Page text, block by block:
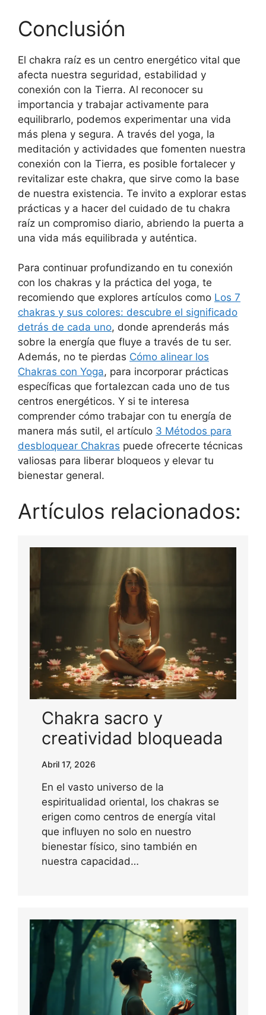
Conclusión
El chakra raíz es un centro energético vital que
afecta nuestra seguridad, estabilidad y
conexión con la Tierra. Al reconocer su
importancia y trabajar activamente para
equilibrarlo, podemos experimentar una vida
más plena y segura. A través del yoga, la
meditación y actividades que fomenten nuestra
conexión con la Tierra, es posible fortalecer y
revitalizar este chakra, que sirve como la base
de nuestra existencia. Te invito a explorar estas
prácticas y a hacer del cuidado de tu chakra
raíz un compromiso diario, abriendo la puerta a
una vida más equilibrada y auténtica.
Para continuar profundizando en tu conexión
con los chakras y la práctica del yoga, te
recomiendo que explores artículos como Los 7
chakras y sus colores: descubre el significado
detrás de cada uno, donde aprenderás más
sobre la energía que fluye a través de tu ser.
Además, no te pierdas Cómo alinear los
Chakras con Yoga, para incorporar prácticas
específicas que fortalezcan cada uno de tus
centros energéticos. Y si te interesa
comprender cómo trabajar con tu energía de
manera más sutil, el artículo 3 Métodos para
desbloquear Chakras puede ofrecerte técnicas
valiosas para liberar bloqueos y elevar tu
bienestar general.
Artículos relacionados:
Chakra sacro y
creatividad bloqueada
Abril 17, 2026
En el vasto universo de la
espiritualidad oriental, los chakras se
erigen como centros de energía vital
que influyen no solo en nuestro
bienestar físico, sino también en
nuestra capacidad…